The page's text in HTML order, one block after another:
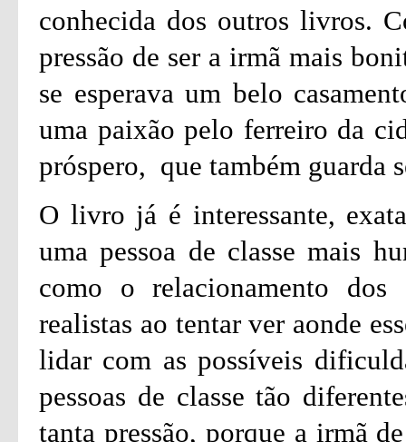
conhecida dos outros livros.
pressão de ser a irmã mais
se esperava um belo
uma paixão pelo ferreiro da
próspero, que também guarda
O livro já é interessante,
uma pessoa de classe mais
como o relacionamento
realistas ao tentar ver aonde
lidar com as possíveis
pessoas de classe tão
tanta pressão, porque a irmã